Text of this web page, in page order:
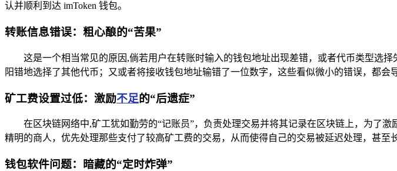
认并顺利到达 imToken 钱包。
转账信息错误：粗心酿的“苦果”
这是一个相当常见的原因,倘若用户在转账时输入的钱包地址出现差错，或者代币类型选
阳错地选择了其他代币；又或者将接收钱包地址输错了一位数字，这些看似微小的错误，都会
矿工费设置过低：激励不足的“后遗症”
在区块链网络中,矿工犹如勤劳的“记账员”，负责处理交易并将其记录在区块链上，为了
精明的商人，优先处理那些支付了较高矿工费的交易，从而使得自己的交易被延迟处理，甚至
钱包软件问题：暗藏的“定时炸弹”